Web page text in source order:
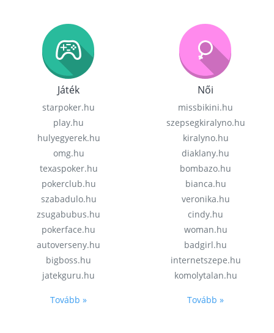
Játék
starpoker.hu
play.hu
hulyegyerek.hu
omg.hu
texaspoker.hu
pokerclub.hu
szabadulo.hu
zsugabubus.hu
pokerface.hu
autoverseny.hu
bigboss.hu
jatekguru.hu
Tovább »
Női
missbikini.hu
szepsegkiralyno.hu
kiralyno.hu
diaklany.hu
bombazo.hu
bianca.hu
veronika.hu
cindy.hu
woman.hu
badgirl.hu
internetszepe.hu
komolytalan.hu
Tovább »